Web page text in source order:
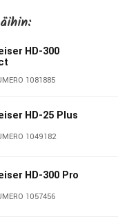
puhtauden sekä
vaikutusta
toisto, selkeä
tekevät HD 480
ammattilaisille sekä
tehokkaaseen
HD-300
1081885
HD-25 Plus
1049182
HD-300 Pro
1057456